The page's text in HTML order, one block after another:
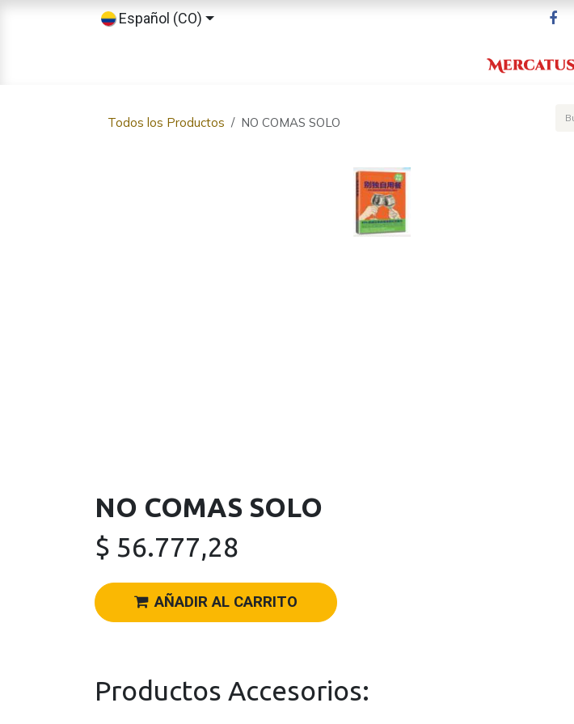
Español (CO)
Todos los Productos NO COMAS SOLO
NO COMAS SOLO
$ 56.777,28
AÑADIR AL CARRITO
Productos Accesorios: